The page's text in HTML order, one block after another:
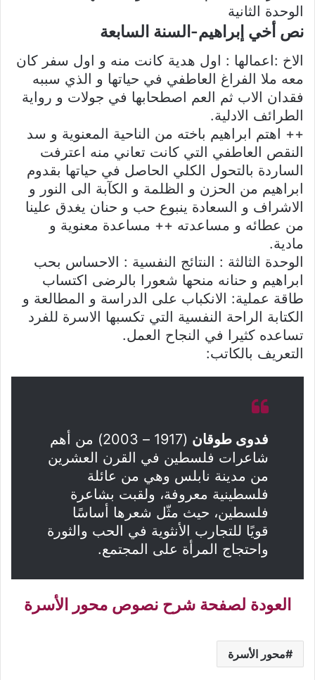
الوحدة الثانية
نص أخي إبراهيم-السنة السابعة
الاخ :اعمالها : اول هدية كانت منه و اول سفر كان
معه ملا الفراغ العاطفي في حياتها و الذي سببه
فقدان الاب ثم العم اصطحابها في جولات و رواية
الطرائف الادلية.
++ اهتم ابراهيم باخته من الناحية المعنوية و سد
النقص العاطفي التي كانت تعاني منه اعترفت
الساردة بالتحول الكلي الحاصل في حياتها بقدوم
ابراهيم من الحزن و الظلمة و الكآبة الى النور و
الاشراف و السعادة ينبوع حب و حنان يغدق علينا
من عطائه و مساعدته ++ مساعدة معنوية و
مادية.
الوحدة الثالثة : النتائج النفسية : الاحساس بحب
ابراهيم و حنانه منحها شعورا بالرضى اكتساب
طاقة عملية: الانكباب على الدراسة و المطالعة و
الكتابة الراحة النفسية التي تكسبها الاسرة للفرد
تساعده كثيرا في النجاح العمل.
التعريف بالكاتب:
فدوى طوقان
(1917 – 2003) من أهم
شاعرات فلسطين في القرن العشرين
من مدينة نابلس وهي من عائلة
فلسطينية معروفة، ولقبت بشاعرة
فلسطين، حيث مثّل شعرها أساسًا
قويًا للتجارب الأنثوية في الحب والثورة
واحتجاج المرأة على المجتمع.
العودة لصفحة شرح نصوص محور الأسرة
محور الأسرة